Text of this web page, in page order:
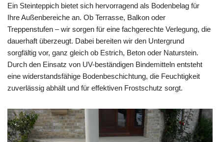
Ein Steinteppich bietet sich hervorragend als Bodenbelag für
Ihre Außenbereiche an. Ob Terrasse, Balkon oder
Treppenstufen – wir sorgen für eine fachgerechte Verlegung, die
dauerhaft überzeugt. Dabei bereiten wir den Untergrund
sorgfältig vor, ganz gleich ob Estrich, Beton oder Naturstein.
Durch den Einsatz von UV-beständigen Bindemitteln entsteht
eine widerstandsfähige Bodenbeschichtung, die Feuchtigkeit
zuverlässig abhält und für effektiven Frostschutz sorgt.